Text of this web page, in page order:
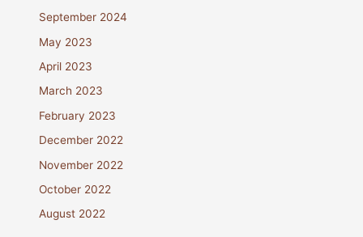
September 2024
May 2023
April 2023
March 2023
February 2023
December 2022
November 2022
October 2022
August 2022